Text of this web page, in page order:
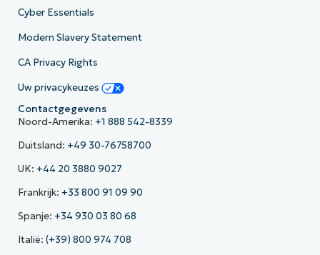
Cyber Essentials
Modern Slavery Statement
CA Privacy Rights
Uw privacykeuzes
Contactgegevens
Noord-Amerika: +1 888 542-8339
Duitsland: +49 30-76758700
UK: +44 20 3880 9027
Frankrijk: +33 800 91 09 90
Spanje: +34 930 03 80 68
Italië: (+39) 800 974 708